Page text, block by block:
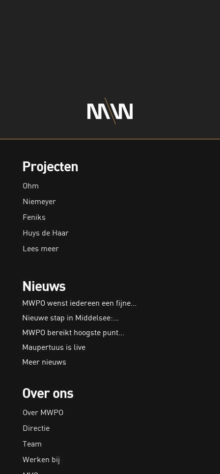
Projecten
Ohm
Niemeyer
Feniks
Huys de Haar
Lees meer
Nieuws
MWPO wenst iedereen een fijne…
Nieuwe stap in Middelsee:…
MWPO bereikt hoogste punt…
Maupertuus is live
Meer nieuws
Over ons
Over MWPO
Directie
Team
Werken bij